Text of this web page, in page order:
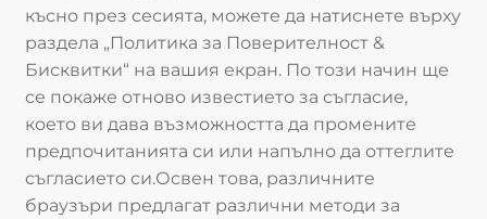
късно през сесията, можете да натиснете върху
раздела „Политика за Поверителност &
Бисквитки“ на вашия екран. По този начин ще
се покаже отново известието за съгласие,
което ви дава възможността да промените
предпочитанията си или напълно да оттеглите
съгласието си.Освен това, различните
браузъри предлагат различни методи за